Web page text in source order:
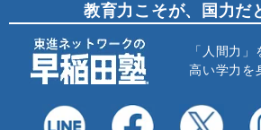
教育力こそが、国力だ
「人間力」
高い学力を